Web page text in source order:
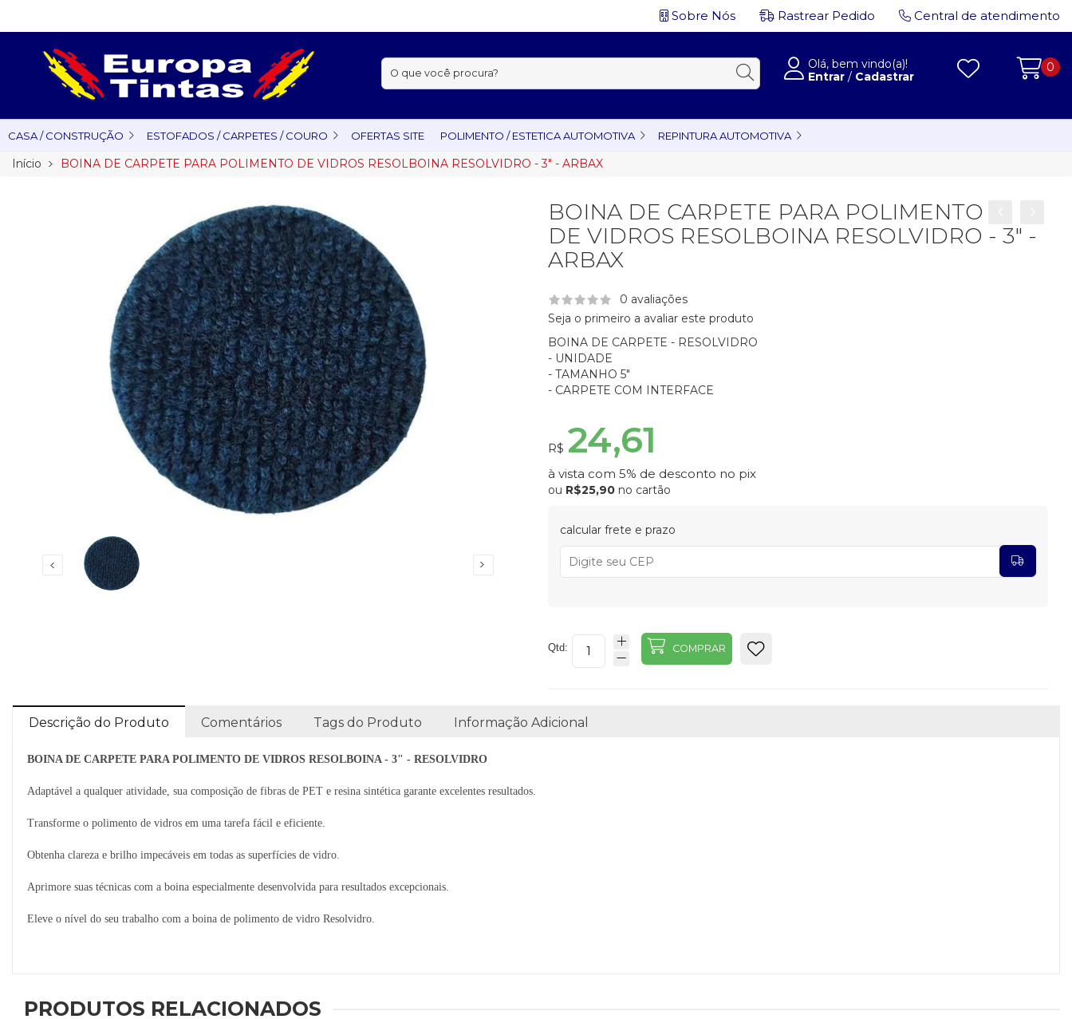
Sobre Nós Rastrear Pedido Central de atendimento
Buscar:
Olá, bem vindo(a)!
Entrar / Cadastrar
0
CASA / CONSTRUÇÃO ESTOFADOS / CARPETES / COURO OFERTAS SITE POLIMENTO / ESTETICA AUTOMOTIVA REPINTURA AUTOMOTIVA
Início BOINA DE CARPETE PARA POLIMENTO DE VIDROS RESOLBOINA RESOLVIDRO - 3" - ARBAX
BOINA DE CARPETE PARA POLIMENTO
DE VIDROS RESOLBOINA RESOLVIDRO - 3" -
ARBAX
0 avaliações
Seja o primeiro a avaliar este produto
BOINA DE CARPETE - RESOLVIDRO
- UNIDADE
- TAMANHO 5"
- CARPETE COM INTERFACE
R$ 24,61
à vista com 5% de desconto no pix
ou R$25,90 no cartão
calcular frete e prazo
Qtd: COMPRAR
Descrição do Produto Comentários Tags do Produto Informação Adicional
BOINA DE CARPETE PARA POLIMENTO DE VIDROS RESOLBOINA - 3" - RESOLVIDRO
Adaptável a qualquer atividade, sua composição de fibras de PET e resina sintética garante excelentes resultados.
Transforme o polimento de vidros em uma tarefa fácil e eficiente.
Obtenha clareza e brilho impecáveis em todas as superfícies de vidro.
Aprimore suas técnicas com a boina especialmente desenvolvida para resultados excepcionais.
Eleve o nível do seu trabalho com a boina de polimento de vidro Resolvidro.
PRODUTOS RELACIONADOS